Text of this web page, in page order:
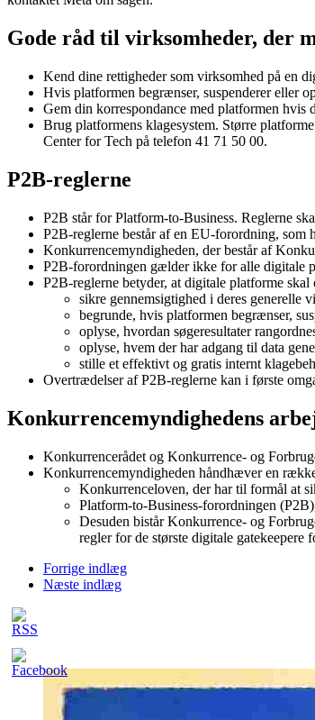
Gode råd til virksomheder, der
Kend dine rettigheder som virksomhed på en
Hvis platformen begrænser, suspenderer eller
Gem din korrespondance med platformen hvis
Brug platformens klagesystem. Større
Center for Tech på telefon 41 71 50 00.
P2B-reglerne
P2B står for Platform-to-Business. Reglerne
P2B-reglerne består af en EU-forordning,
Konkurrencemyndigheden, der består af
P2B-forordningen gælder ikke for alle digitale
P2B-reglerne betyder, at digitale platforme
sikre gennemsigtighed i deres generelle
begrunde, hvis platformen begrænser,
oplyse, hvordan søgeresultater
oplyse, hvem der har adgang til data
stille et effektivt og gratis internt
Overtrædelser af P2B-reglerne kan i første
Konkurrencemyndighedens
Konkurrencerådet og Konkurrence- og
Konkurrencemyndigheden håndhæver en
Konkurrenceloven, der har til formål at
Platform-to-Business-forordningen
Desuden bistår Konkurrence- og
regler for de største digitale
Forrige indlæg
Næste indlæg